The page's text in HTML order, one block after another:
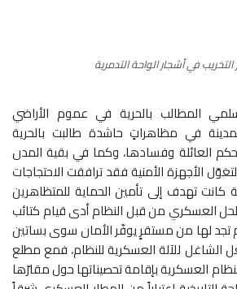
في أشجار الواحة التدمرية
المطالب بالحرية في عموم الأراضي
في مظاهراتٍ حاشدة طالبت بالحرية
العائلة وفسادها، وكما في بقية المدن
الأجهزة الأمنية فقد ترافقت الاحتجاجات
تهدف إلى تأمين الحماية للمتظاهرين
الحل العسكري من قبل النظام أدى قيام كتائب
لها من مستقرٍ يوفّر الأمان سوى بساتين
الشاغل للآلة العسكرية للنظام، فمع مطلع
النظام العسكرية بإقامة تحصيناتها حول مقارّها